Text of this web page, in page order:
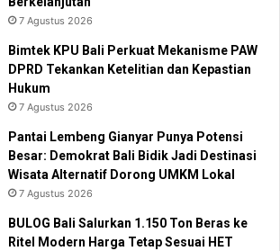
7 Agustus 2026
Bimtek KPU Bali Perkuat Mekanisme PAW
DPRD Tekankan Ketelitian dan Kepastian
Hukum
7 Agustus 2026
Pantai Lembeng Gianyar Punya Potensi
Besar: Demokrat Bali Bidik Jadi Destinasi
Wisata Alternatif Dorong UMKM Lokal
7 Agustus 2026
BULOG Bali Salurkan 1.150 Ton Beras ke
Ritel Modern Harga Tetap Sesuai HET